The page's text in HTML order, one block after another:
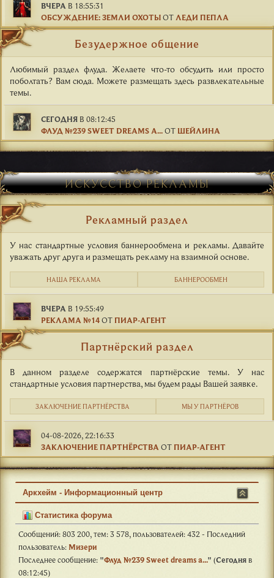
ВЧЕРА В 18:55:31
ОБСУЖДЕНИЕ: ЗЕМЛИ ОХОТЫОТ ЛЕДИ ПЕПЛА
Безудержное общение
Любимый раздел флуда. Желаете что-то обсудить или просто
поболтать? Вам сюда. Можете размещать здесь развлекательные
темы.
СЕГОДНЯ В 08:12:45
ФЛУД №239 SWEET DREAMS A...ОТШЕЙЛИНА
ИСКУССТВО РЕКЛАМЫ
Рекламный раздел
У нас стандартные условия баннерообмена и рекламы. Давайте
уважать друг друга и размещать рекламу на взаимной основе.
НАША РЕКЛАМА БАННЕРООБМЕН
ВЧЕРА В 19:55:49
РЕКЛАМА №14ОТПИАР-АГЕНТ
Партнёрский раздел
В данном разделе содержатся партнёрские темы. У нас
стандартные условия партнерства, мы будем рады Вашей заявке.
ЗАКЛЮЧЕНИЕ ПАРТНЁРСТВА МЫ У ПАРТНЁРОВ
04-08-2026, 22:16:33
ЗАКЛЮЧЕНИЕ ПАРТНЁРСТВА ОТПИАР-АГЕНТ
Аркхейм - Информационный центр
Статистика форума
Сообщений: 803 200, тем: 3 578, пользователей: 432 - Последний
пользователь: Mизери
Последнее сообщение: "Флуд №239 Sweet dreams a..." (Сегодняв
08:12:45)